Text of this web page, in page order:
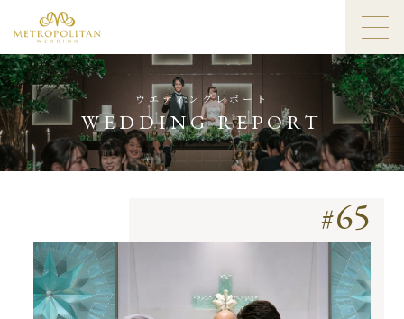
ウエディングレポート
WEDDING REPORT
65